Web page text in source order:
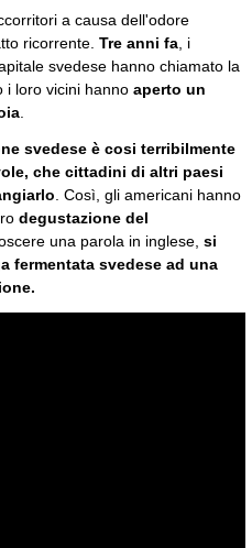
a causa dell'odore
ricorrente. Tre anni fa , i
svedese hanno chiamato la
i loro vicini hanno aperto un
svedese è cosi terribilmente
che cittadini di altri paesi
. Così, gli americani hanno
degustazione del
una parola in inglese, si
fermentata svedese ad una